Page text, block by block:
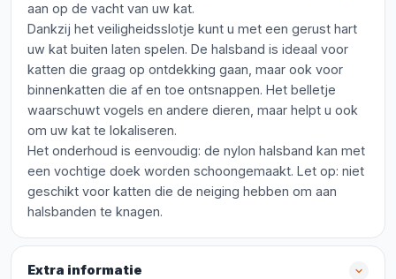
aan op de vacht van uw kat.
Dankzij het veiligheidsslotje kunt u met een gerust hart
uw kat buiten laten spelen. De halsband is ideaal voor
katten die graag op ontdekking gaan, maar ook voor
binnenkatten die af en toe ontsnappen. Het belletje
waarschuwt vogels en andere dieren, maar helpt u ook
om uw kat te lokaliseren.
Het onderhoud is eenvoudig: de nylon halsband kan met
een vochtige doek worden schoongemaakt. Let op: niet
geschikt voor katten die de neiging hebben om aan
halsbanden te knagen.
Extra informatie